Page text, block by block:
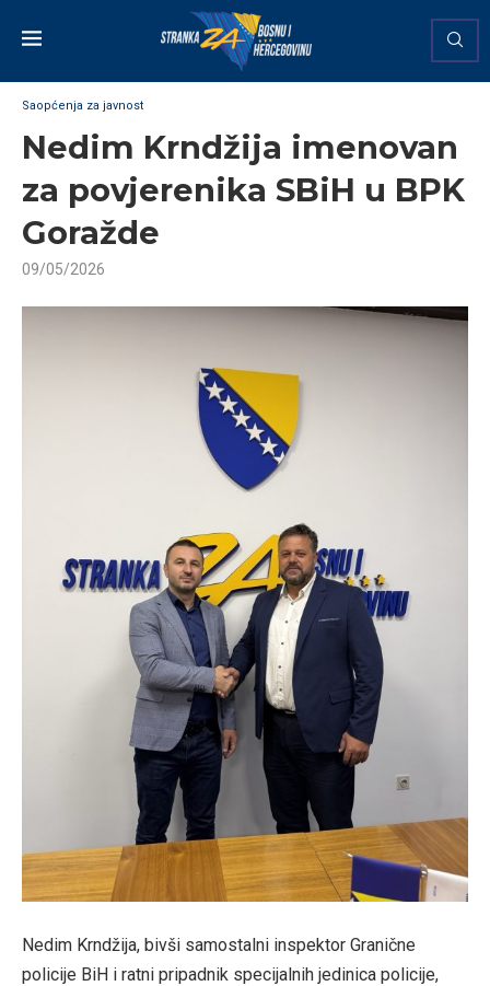
Saopćenja za javnost
Nedim Krndžija imenovan
za povjerenika SBiH u BPK
Goražde
09/05/2026
Nedim Krndžija, bivši samostalni inspektor Granične
policije BiH i ratni pripadnik specijalnih jedinica policije,